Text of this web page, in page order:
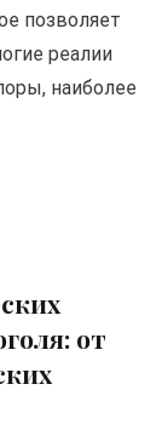
позволяет
реалии
наиболее
от